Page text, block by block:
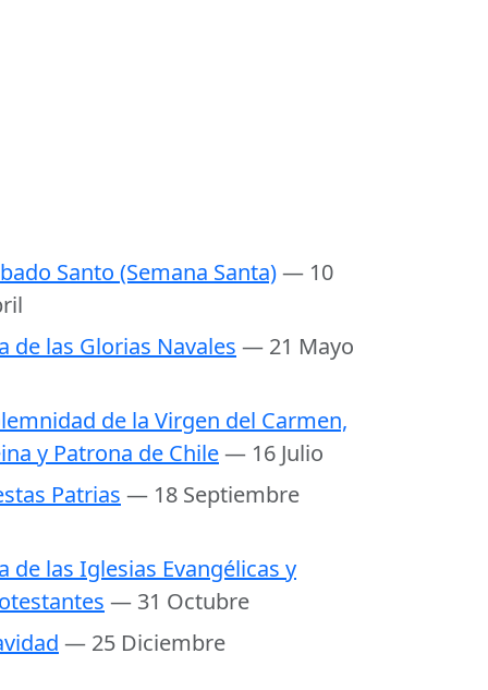
Santo (Semana Santa)— 10
de las Glorias Navales — 21 Mayo
de la Virgen del Carmen,
y Patrona de Chile— 16 Julio
Patrias — 18 Septiembre
de las Iglesias Evangélicas y
— 31 Octubre
— 25 Diciembre